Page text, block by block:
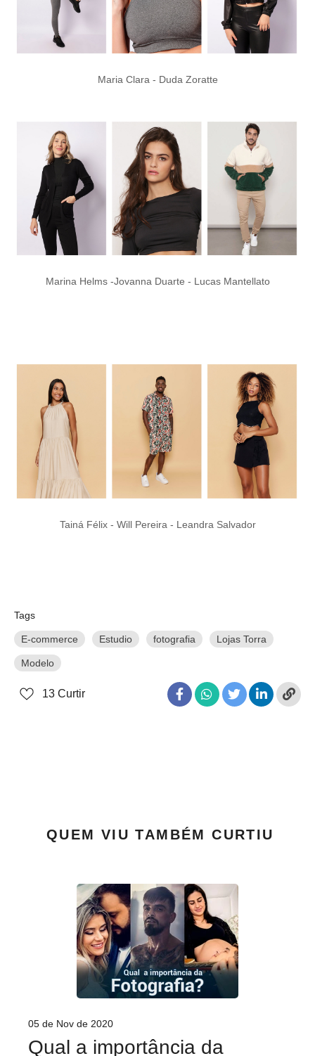
Maria Clara - Duda Zoratte
Marina Helms -Jovanna Duarte - Lucas Mantellato
Tainá Félix - Will Pereira - Leandra Salvador
Tags
E-commerce Estudio fotografia Lojas Torra
Modelo
13 Curtir
QUEM VIU TAMBÉM CURTIU
05 de Nov de 2020
Qual a importância da